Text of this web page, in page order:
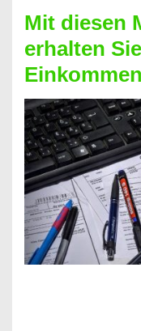
Mit diesen
erhalten